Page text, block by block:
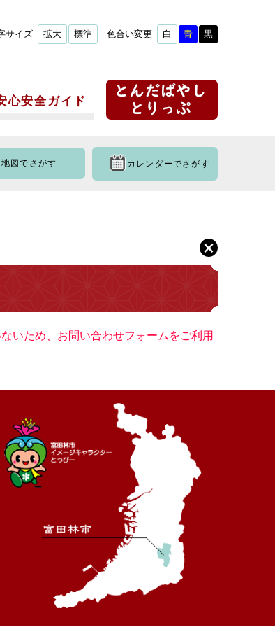
サイズ 拡大 標準 色合い変更 白 青 黒
心安全ガイド
地図でさがす カレンダーでさがす
いため、お問い合わせフォームをご利用